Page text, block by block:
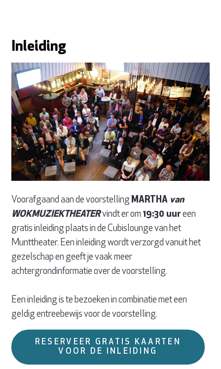
Inleiding
Voorafgaand aan de voorstelling MARTHAvan
WOKMUZIEKTHEATERvindt er om 19:30 uur een
gratis inleiding plaats in de Cubislounge van het
Munttheater. Een inleiding wordt verzorgd vanuit het
gezelschap en geeft je vaak meer
achtergrondinformatie over de voorstelling.
Een inleiding is te bezoeken in combinatie met een
geldig entreebewijs voor de voorstelling.
RESERVEER GRATIS KAARTEN
VOOR DE INLEIDING